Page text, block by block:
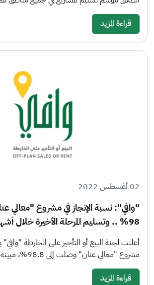
قراءة المزيد
02 أغسطس 2022
"وافي": نسبة الإنجاز في مشروع "معالي
98% .. وتسليم المرحلة الأخيرة خلال أشهر
أعلنت لجنة البيع أو التأجير على الخارطة "وافي"
مشروع "معالي عنان" وصلت إلى 98.8%، مبينة أنه تم الانتهاء
قراءة المزيد